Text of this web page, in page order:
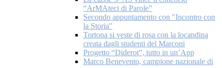
“ArMAteci di Parole”
Secondo appuntamento con "Incontro con
la Storia"
Tortona si veste di rosa con la locandina
creata dagli studenti del Marconi
Progetto “Diderot”, tutto in un’App
Marco Benevento, campione nazionale di